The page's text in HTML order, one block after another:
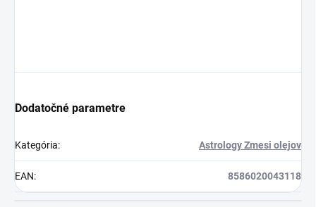
Dodatočné parametre
Kategória: Astrology Zmesi olejov
EAN: 8586020043118